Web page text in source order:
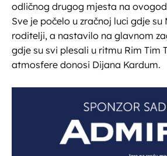
odličnog drugog mjesta na
Sve je počelo u zračnoj luci gdje
roditelji, a nastavilo na glavnom
gdje su svi plesali u ritmu Rim Tim
atmosfere donosi Dijana Kardum.